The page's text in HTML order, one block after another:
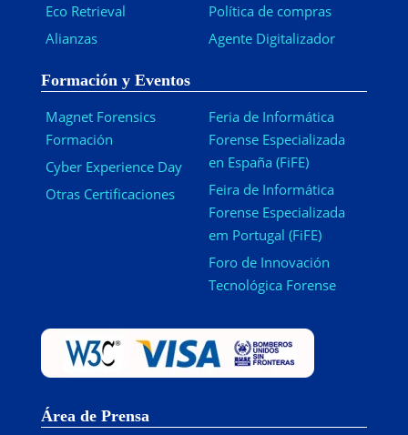
Eco Retrieval
Alianzas
Política de compras
Agente Digitalizador
Formación y Eventos
Magnet Forensics
Formación
Cyber Experience Day
Otras Certificaciones
Feria de Informática
Forense Especializada
en España (FiFE)
Feira de Informática
Forense Especializada
em Portugal (FiFE)
Foro de Innovación
Tecnológica Forense
Área de Prensa